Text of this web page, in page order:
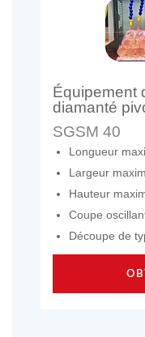
Équipement
diamanté
SGSM 40
Longueur
Largeur
Hauteur
Coupe
Découpe de